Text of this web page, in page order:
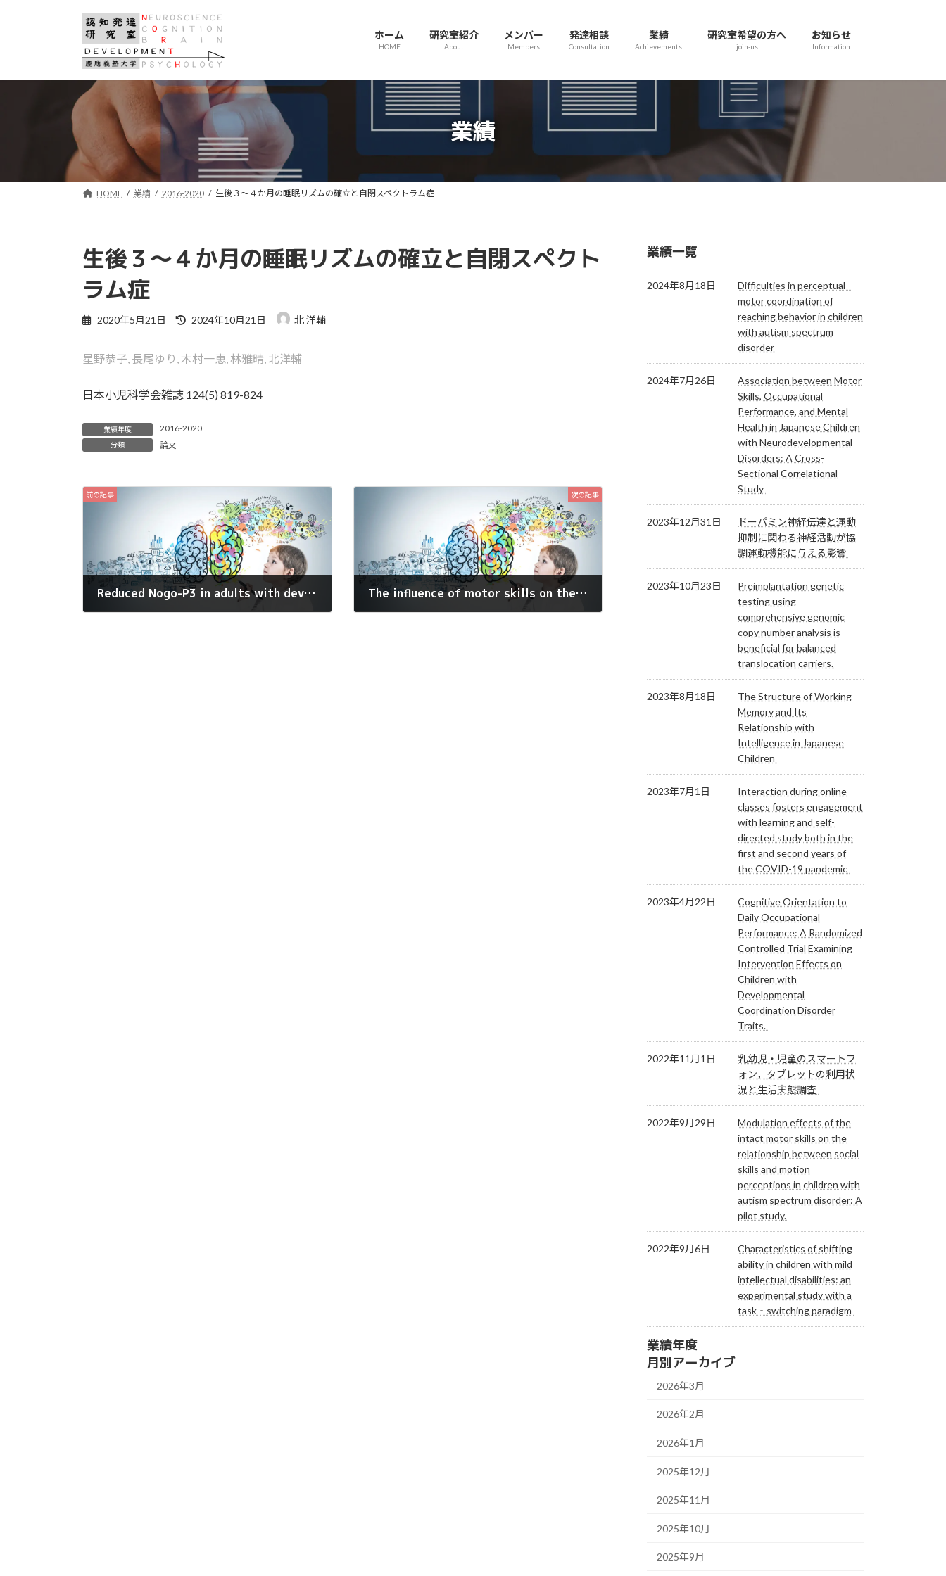
ホーム
HOME
研究室紹介
About
メンバー
Members
発達相談
Consultation
業績
Achievements
研究室希望の方へ
join-us
お知らせ
Information
業績
HOME 業績 2016-2020 生後３〜４か月の睡眠リズムの確立と自閉スペクトラム症
生後３〜４か月の睡眠リズムの確立と自閉スペクト
ラム症
2020年5月21日
最
新
:
2024年10月21日 北 洋輔
星野恭子, 長尾ゆり, 木村一恵, 林雅晴, 北洋輔
日本小児科学会雑誌 124(5) 819-824
業績年度 2016-2020
分類 論文
前の記事
Reduced Nogo-P3 in adults with developmental coordination disorder (DCD).
次の記事
The influence of motor skills on the choices of action in children with attention-deficit hyperactivity disorder
業績一覧
2024年8月18日
Difficulties in perceptual–
motor coordination of
reaching behavior in children
with autism spectrum
disorder
2024年7月26日
Association between Motor
Skills, Occupational
Performance, and Mental
Health in Japanese Children
with Neurodevelopmental
Disorders: A Cross-
Sectional Correlational
Study
2023年12月31日
ドーパミン神経伝達と運動
抑制に関わる神経活動が協
調運動機能に与える影響
2023年10月23日
Preimplantation genetic
testing using
comprehensive genomic
copy number analysis is
beneficial for balanced
translocation carriers.
2023年8月18日
The Structure of Working
Memory and Its
Relationship with
Intelligence in Japanese
Children
2023年7月1日
Interaction during online
classes fosters engagement
with learning and self-
directed study both in the
first and second years of
the COVID-19 pandemic
2023年4月22日
Cognitive Orientation to
Daily Occupational
Performance: A Randomized
Controlled Trial Examining
Intervention Effects on
Children with
Developmental
Coordination Disorder
Traits.
2022年11月1日
乳幼児・児童のスマートフ
ォン，タブレットの利用状
況と生活実態調査
2022年9月29日
Modulation effects of the
intact motor skills on the
relationship between social
skills and motion
perceptions in children with
autism spectrum disorder: A
pilot study.
2022年9月6日
Characteristics of shifting
ability in children with mild
intellectual disabilities: an
experimental study with a
task‐switching paradigm
業績年度
月別アーカイブ
2026年3月
2026年2月
2026年1月
2025年12月
2025年11月
2025年10月
2025年9月